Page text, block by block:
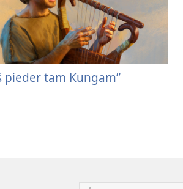
pieder tam Kungam”